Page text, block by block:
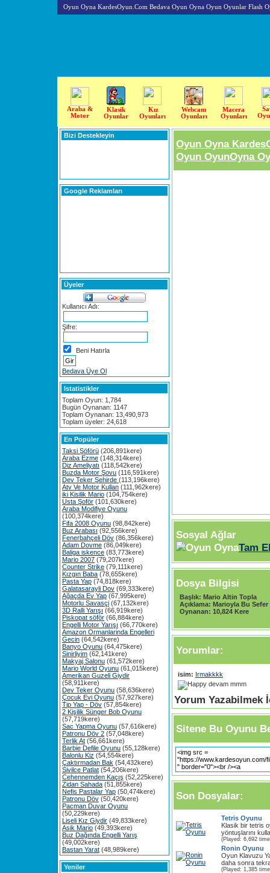
Oyun Oyna KardesOyun.Com Bedava Oyun Oyna Oyun Oyunlar Flash
Araba &
Motor
Klasik
Oyunlar
Kız
Oyunları
Webcam
Oyunları
Macera
Oyunları
Bizi Destekleyin
Google Reklamları
Üyeler
Kullanıcı Adı:
Şifre:
Beni Hatırla
Bedava Üye Ol
Istatistikler
Toplam Oyun: 1,784
Bugün Oynanan: 1147
Toplam Oynanan: 13,490,973
Toplam üyeler: 24,618
En Popüler
Taksi Şöförü (206,891kere)
Araba Ezme (148,314kere)
Diz Ameliyatı (118,542kere)
Buzda Motor Şovu (116,591kere)
Dev Teker Şehirde (113,196kere)
Atv Ve Motor Kullan (111,962kere)
iki Kisilik Mario (104,754kere)
Usta Şoför (101,630kere)
Araba Modifiye Oyunu
(100,374kere)
Fifa 2008 Oyunu (98,842kere)
Buz Arabası (92,556kere)
Fenerbahçeli Döv (86,356kere)
Adam Dovme (86,049kere)
Baliga iskence (83,773kere)
Mario 2007 (79,207kere)
Counter Strike (79,111kere)
Kızgın Baba (78,655kere)
Pasta Yap (74,818kere)
Galatasarayli Dov (69,333kere)
Ağaçda Ev Yap (67,995kere)
Motorlu Savasçi (67,132kere)
3D Ralli Yarışı (66,919kere)
Piskopat söför (66,884kere)
Engelli Motor Yarışı (66,770kere)
Amazon Ormanlarinda Engelleri
Gecin (64,542kere)
Banyo Oyunu (64,475kere)
Sinirliyim (62,141kere)
Makyaj Salonu (61,572kere)
Mario World Oyunu (61,015kere)
Amerikan Guzeli Giydir
(58,911kere)
Dev Teker Oyunu (58,636kere)
Çocuk Evi Oyunu (57,927kere)
Tip Yap - Döv (57,854kere)
2 Kişilik Sünger Bob Oyunu
(57,719kere)
Sac Yapma Oyunu (57,616kere)
Patronu Döv 2 (57,048kere)
Terlik At (56,661kere)
Barbie Defile Oyunu (55,128kere)
Balonlu Kiz (54,554kere)
Çaktırmadan Bak (54,432kere)
Sivilce Patlat (54,206kere)
Cehennemden Kaçış (52,225kere)
Zidan Sahada (51,855kere)
Nefis Pastalar Yap (50,474kere)
Patronu Döv (50,420kere)
Pacman Duvar Oyunu
(50,229kere)
Liseli Kız Giydir (49,833kere)
Asik Mario (49,393kere)
Buz Dağında Engelli Yarış
(49,002kere)
Bastan Yarat (48,989kere)
Yeniler
Oyun Oyna
Oyun OyunOyna
Sosyal Ağlar
Tam
Dosya Bilgisi
Başlık: Mario Altin Topla
Açıklama: Marioyla Bu
Oynanan: 10,824 Kere
Yorumlar:
isim: Irmakkkk
devam mmm
Yorum Yazabilmek
Sitene Bu Oyunu
Son Dosyalar:
Tetris Oyunu
Klasik bir tetris
yöntuşlarını
(Played: 6,692
Ronin Oyunu
Oyun Klavuzu
daha sonra
(Played: 1,385